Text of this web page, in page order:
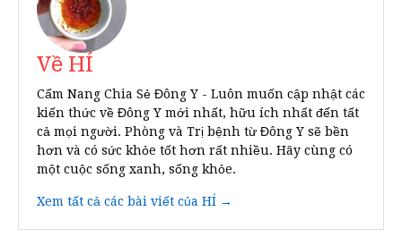
Về HÍ
Cẩm Nang Chia Sẻ Đông Y - Luôn muốn cập nhật các
kiến thức về Đông Y mới nhất, hữu ích nhất đến tất
cả mọi người. Phòng và Trị bệnh từ Đông Y sẽ bền
hơn và có sức khỏe tốt hơn rất nhiều. Hãy cùng có
một cuộc sống xanh, sống khỏe.
Xem tất cả các bài viết của HÍ →